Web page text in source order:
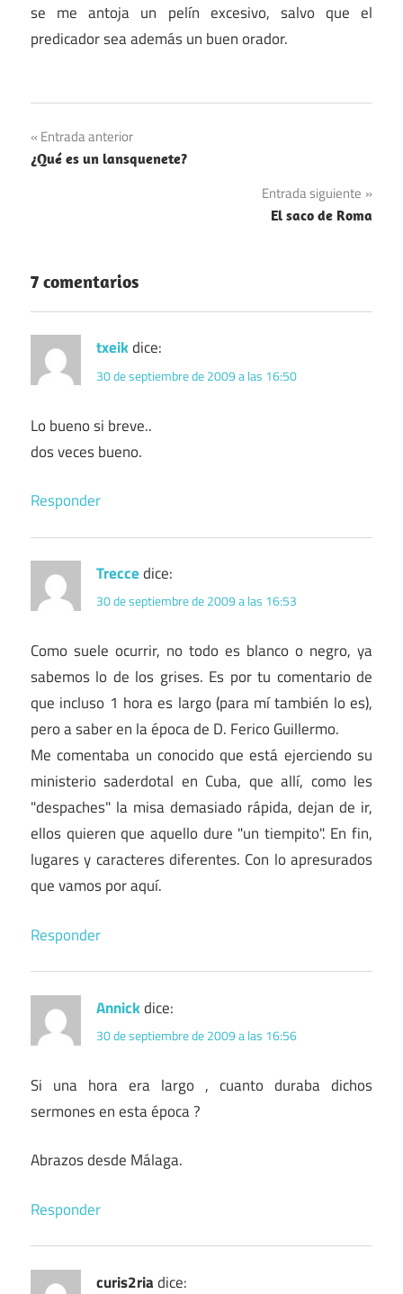
se me antoja un pelín excesivo, salvo que el
predicador sea además un buen orador.
Navegación
de
Entrada anterior
¿Qué es un lansquenete?
Entrada siguiente
El saco de Roma
7 comentarios
txeikdice:
30 de septiembre de 2009 a las 16:50
Lo bueno si breve..
dos veces bueno.
Responder
Treccedice:
30 de septiembre de 2009 a las 16:53
Como suele ocurrir, no todo es blanco o negro, ya
sabemos lo de los grises. Es por tu comentario de
que incluso 1 hora es largo (para mí también lo es),
pero a saber en la época de D. Ferico Guillermo.
Me comentaba un conocido que está ejerciendo su
ministerio saderdotal en Cuba, que allí, como les
"despaches" la misa demasiado rápida, dejan de ir,
ellos quieren que aquello dure "un tiempito". En fin,
lugares y caracteres diferentes. Con lo apresurados
que vamos por aquí.
Responder
Annickdice:
30 de septiembre de 2009 a las 16:56
Si una hora era largo , cuanto duraba dichos
sermones en esta época ?
Abrazos desde Málaga.
Responder
curis2riadice: